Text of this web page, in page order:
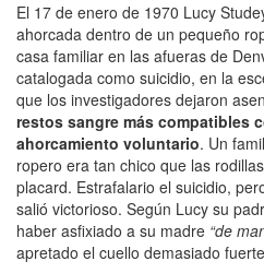
El 17 de enero de 1970 Lucy
ahorcada dentro de un pequeño
casa familiar en las afueras de
catalogada como suicidio, en la
que los investigadores dejaron
restos sangre más compatibles
ahorcamiento voluntario. Un
ropero era tan chico que las
placard. Estrafalario el suicidio,
salió victorioso. Según Lucy su
haber asfixiado a su madre “de
apretado el cuello demasiado